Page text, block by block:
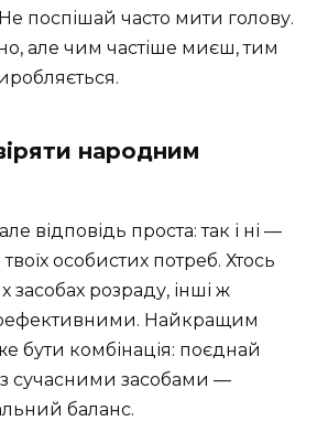
Не поспішай часто мити голову.
але чим частіше миєш, тим
народним
відповідь проста: так і ні —
особистих потреб. Хтось
засобах розраду, інші ж
Найкращим
бути комбінація: поєднай
сучасними засобами —
баланс.